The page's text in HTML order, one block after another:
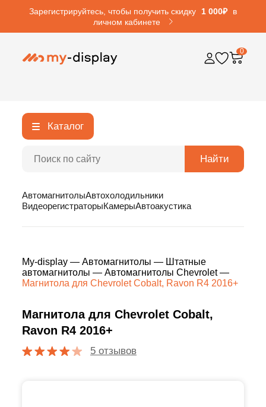
Зарегистрируйтесь, чтобы получить скидку 1 000₽
в
личном кабинете
0
Каталог
Найти
АвтомагнитолыАвтохолодильники
ВидеорегистраторыКамерыАвтоакустика
My-display — Автомагнитолы — Штатные
автомагнитолы — Автомагнитолы Chevrolet—
Магнитола для Chevrolet Cobalt, Ravon R4 2016+
Магнитола для Chevrolet Cobalt,
Ravon R4 2016+
5 отзывов